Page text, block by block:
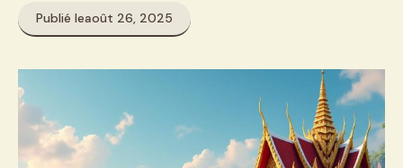
Publié leaoût 26, 2025